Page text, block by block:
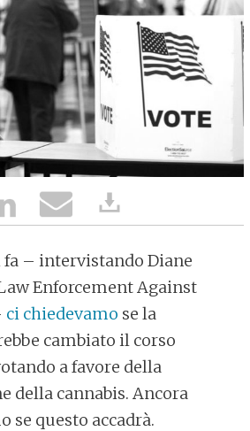
– intervistando Diane
Enforcement Against
ci chiedevamo se la
cambiato il corso
a favore della
della cannabis. Ancora
se questo accadrà.